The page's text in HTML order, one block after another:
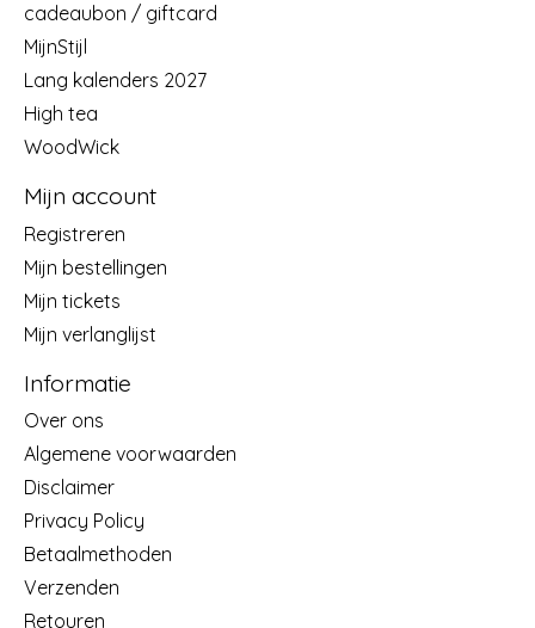
cadeaubon / giftcard
MijnStijl
Lang kalenders 2027
High tea
WoodWick
Mijn account
Registreren
Mijn bestellingen
Mijn tickets
Mijn verlanglijst
Informatie
Over ons
Algemene voorwaarden
Disclaimer
Privacy Policy
Betaalmethoden
Verzenden
Retouren